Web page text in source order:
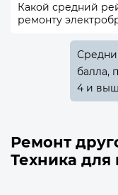
Какой средний
ремонту
балла,
4 и
Ремонт
Техника для